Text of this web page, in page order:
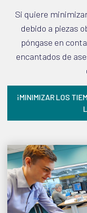
Si quiere
debido a piezas
póngase en
encantados de
¡MINIMIZAR LOS